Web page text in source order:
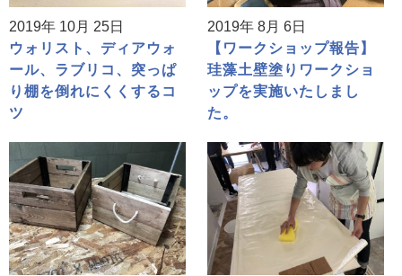
2019年 10月 25日
ウォリスト、ディアウォ
ール、ラブリコ、突っぱ
り棚を倒れにくくするコ
ツ
2019年 8月 6日
【ワークショップ報告】
珪藻土壁塗りワークショ
ップを実施いたしまし
た。